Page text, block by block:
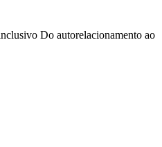
Do autorelacionamento ao